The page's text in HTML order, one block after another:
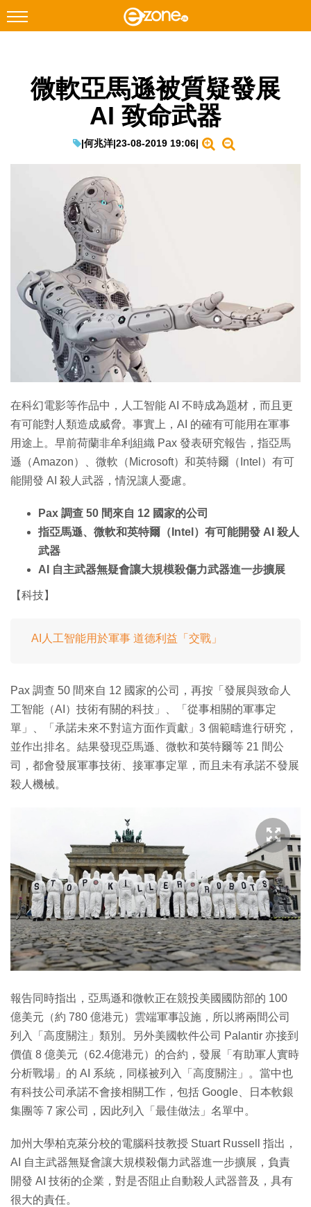
Facebook Instagram
遊戲動漫
生成式AI與雲端應用
Enterprise Digital Transformation
微軟亞馬遜被質疑發展
AI 致命武器
|何兆洋|23-08-2019 19:06|
在科幻電影等作品中，人工智能 AI 不時成為題材，而且更
有可能對人類造成威脅。事實上，AI 的確有可能用在軍事
用途上。早前荷蘭非牟利組織 Pax 發表研究報告，指亞馬
遜（Amazon）、微軟（Microsoft）和英特爾（Intel）有可
能開發 AI 殺人武器，情況讓人憂慮。
Pax 調查 50 間來自 12 國家的公司
指亞馬遜、微軟和英特爾（Intel）有可能開發 AI 殺人
武器
AI 自主武器無疑會讓大規模殺傷力武器進一步擴展
【科技】
AI人工智能用於軍事 道德利益「交戰」
Pax 調查 50 間來自 12 國家的公司，再按「發展與致命人
工智能（AI）技術有關的科技」、「從事相關的軍事定
單」、「承諾未來不對這方面作貢獻」3 個範疇進行研究，
並作出排名。結果發現亞馬遜、微軟和英特爾等 21 間公
司，都會發展軍事技術、接軍事定單，而且未有承諾不發展
殺人機械。
報告同時指出，亞馬遜和微軟正在競投美國國防部的 100
億美元（約 780 億港元）雲端軍事設施，所以將兩間公司
列入「高度關注」類別。另外美國軟件公司 Palantir 亦接到
價值 8 億美元（62.4億港元）的合約，發展「有助軍人實時
分析戰場」的 AI 系統，同樣被列入「高度關注」。當中也
有科技公司承諾不會接相關工作，包括 Google、日本軟銀
集團等 7 家公司，因此列入「最佳做法」名單中。
加州大學柏克萊分校的電腦科技教授 Stuart Russell 指出，
AI 自主武器無疑會讓大規模殺傷力武器進一步擴展，負責
開發 AI 技術的企業，對是否阻止自動殺人武器普及，具有
很大的責任。